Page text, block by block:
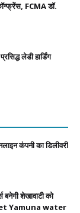
FCMA डॉ.
लेडी हार्डिंग
कंपनी का डिलीवरी
शेखावाटी को
Yamuna water